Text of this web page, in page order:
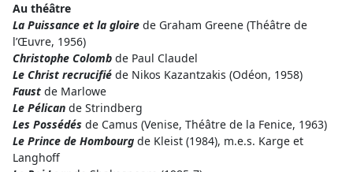
Au théâtre
La Puissance et la gloire de Graham Greene (Théâtre de
l’Œuvre, 1956)
Christophe Colomb de Paul Claudel
Le Christ recrucifié de Nikos Kazantzakis (Odéon, 1958)
Faust de Marlowe
Le Pélican de Strindberg
Les Possédés de Camus (Venise, Théâtre de la Fenice, 1963)
Le Prince de Hombourg de Kleist (1984), m.e.s. Karge et
Langhoff